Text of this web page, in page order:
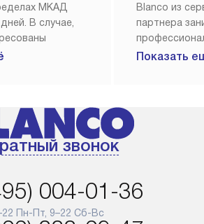
МКАД
В случае,
доступен
Товары
предусмотрена.
другие регионы
Blanco из
партнера
Наш сервис
возможные
Показать
звонок
004-01-36
Пн-Пт, 9–22 Сб-Вс